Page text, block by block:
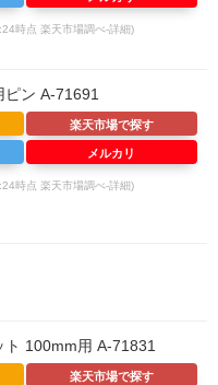
時点 楽天市場調べ-詳細)
ピン A-71691
時点 楽天市場調べ-詳細)
楽天市場で探す
メルカリ
ト 100mm用 A-71831
楽天市場で探す